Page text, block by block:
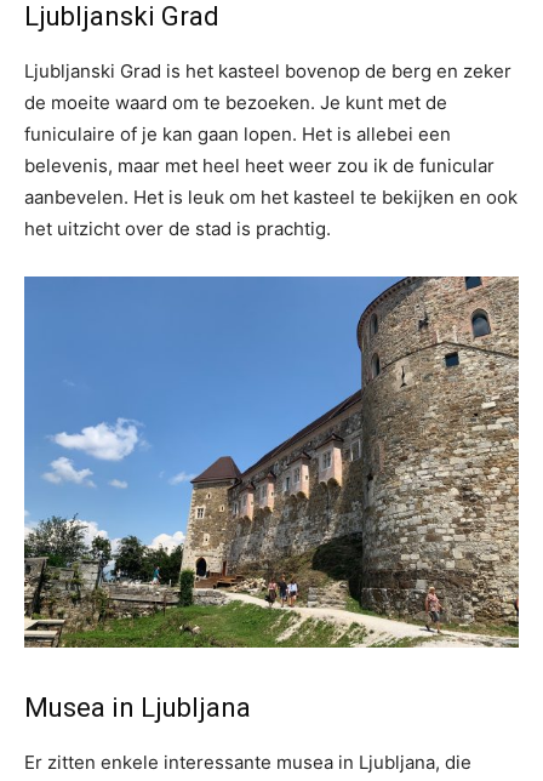
Ljubljanski Grad
Ljubljanski Grad is het kasteel bovenop de berg en zeker
de moeite waard om te bezoeken. Je kunt met de
funiculaire of je kan gaan lopen. Het is allebei een
belevenis, maar met heel heet weer zou ik de funicular
aanbevelen. Het is leuk om het kasteel te bekijken en ook
het uitzicht over de stad is prachtig.
Musea in Ljubljana
Er zitten enkele interessante musea in Ljubljana, die